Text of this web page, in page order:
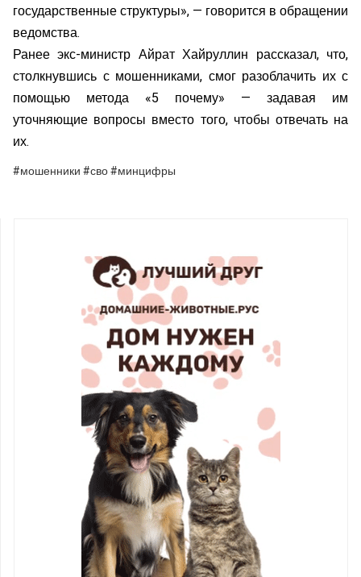
государственные структуры», — говорится в обращении
ведомства.
Ранее экс-министр Айрат Хайруллин рассказал, что,
столкнувшись с мошенниками, смог разоблачить их с
помощью метода «5 почему» — задавая им
уточняющие вопросы вместо того, чтобы отвечать на
их.
#мошенники #сво #минцифры